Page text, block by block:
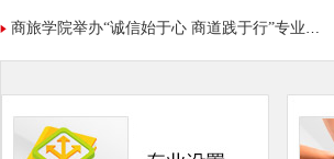
商旅学院举办“诚信始于心 商道践于行”专业品牌文化活动